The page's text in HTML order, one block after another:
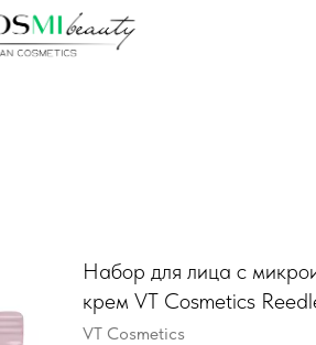
Набор для лица с
крем VT Cosmetics
VT Cosmetics